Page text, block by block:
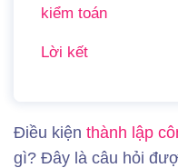
kiểm toán
Lời kết
Điều kiện thành lập
gì? Đây là câu hỏi